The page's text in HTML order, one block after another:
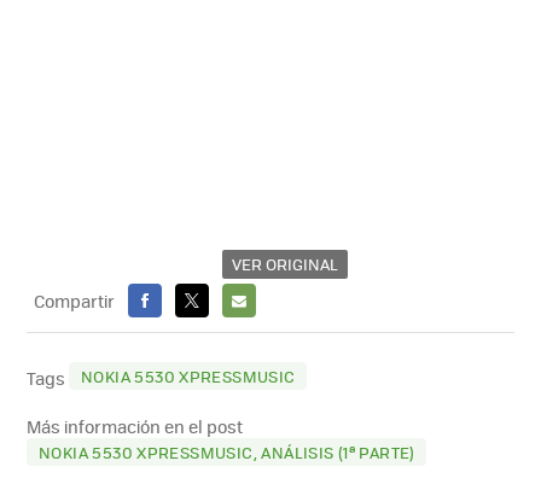
VER ORIGINAL
Compartir
FACEBOOK
X
E-
MAIL
Tags NOKIA 5530 XPRESSMUSIC
Más información en el post
NOKIA 5530 XPRESSMUSIC, ANÁLISIS (1ª PARTE)